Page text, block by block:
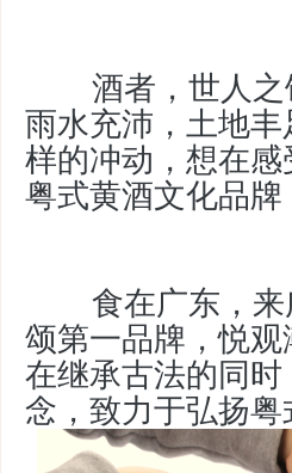
酒者，世人
雨水充沛，土地
样的冲动，想在
粤式黄酒文化品
食在广东，
颂第一品牌，悦
在继承古法的同
念，致力于弘扬粤